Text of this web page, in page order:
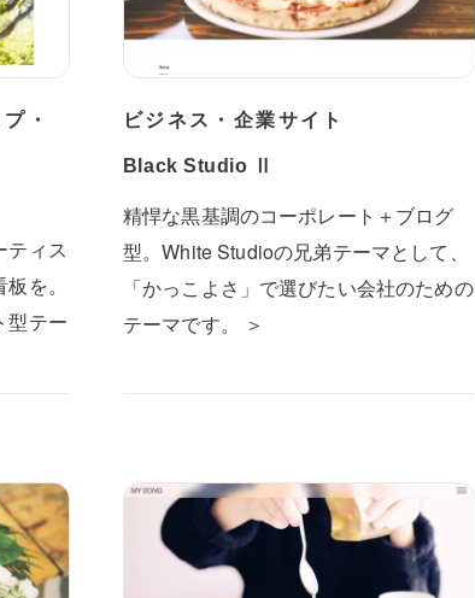
・
ティス
を。
型テー
ビジネス・企業サイト
Black Studio Ⅱ
精悍な黒基調のコーポレート＋ブログ
型。White Studioの兄弟テーマとして、
「かっこよさ」で選びたい会社のための
テーマです。 ＞